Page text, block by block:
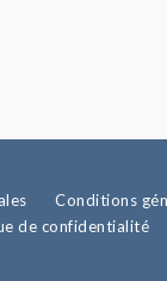
Conditions
de confidentialité